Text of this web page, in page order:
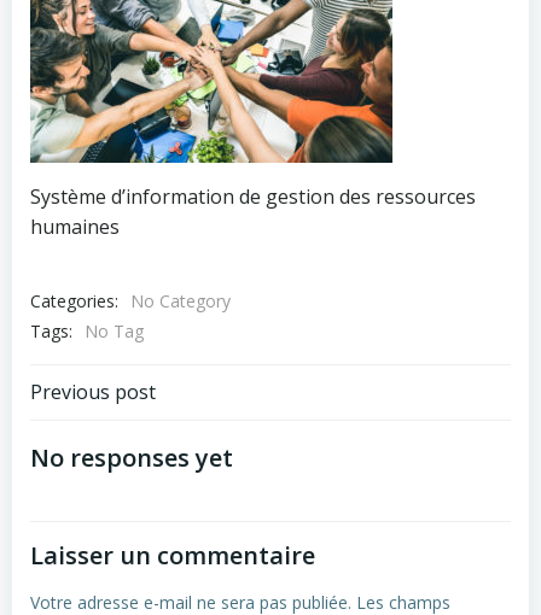
Système d’information de gestion des ressources
humaines
Categories:
No Category
Tags:
No Tag
Navigation
de
Previous post
No responses yet
Laisser un commentaire
Votre adresse e-mail ne sera pas publiée. Les champs